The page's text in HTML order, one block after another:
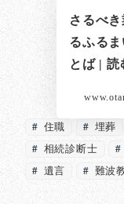
さるべ
るふる
とば | 読
住職 埋葬
相続診断士
遺言
難波